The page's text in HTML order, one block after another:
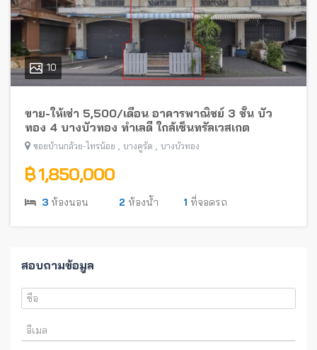
10
ขาย-ให้เช่า 5,500/เดือน อาคารพาณิชย์ 3 ชั้น บัว
ทอง 4 บางบัวทอง ทำเลดี ใกล้เซ็นทรัลเวสเกต
ซอยบ้านกล้วย-ไทรน้อย , บางคูรัด , บางบัวทอง
฿ 1,850,000
3 ห้องนอน 2 ห้องน้ำ 1 ที่จอดรถ
สอบถามข้อมูล